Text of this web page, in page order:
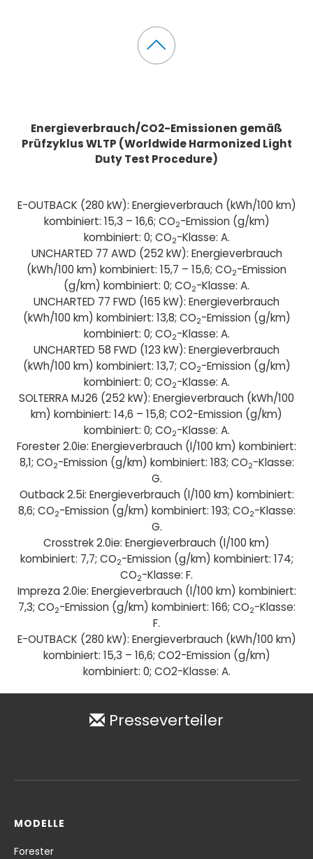
Energieverbrauch/CO2-Emissionen gemäß
Prüfzyklus WLTP (Worldwide Harmonized Light
Duty Test Procedure)
E-OUTBACK (280 kW): Energieverbrauch (kWh/100 km)
kombiniert: 15,3 – 16,6; CO2-Emission (g/km)
kombiniert: 0; CO2-Klasse: A.
UNCHARTED 77 AWD (252 kW): Energieverbrauch
(kWh/100 km) kombiniert: 15,7 – 15,6; CO2-Emission
(g/km) kombiniert: 0; CO2-Klasse: A.
UNCHARTED 77 FWD (165 kW): Energieverbrauch
(kWh/100 km) kombiniert: 13,8; CO2-Emission (g/km)
kombiniert: 0; CO2-Klasse: A.
UNCHARTED 58 FWD (123 kW): Energieverbrauch
(kWh/100 km) kombiniert: 13,7; CO2-Emission (g/km)
kombiniert: 0; CO2-Klasse: A.
SOLTERRA MJ26 (252 kW): Energieverbrauch (kWh/100
km) kombiniert: 14,6 – 15,8; CO2-Emission (g/km)
kombiniert: 0; CO2-Klasse: A.
Forester 2.0ie: Energieverbrauch (l/100 km) kombiniert:
8,1; CO2-Emission (g/km) kombiniert: 183; CO2-Klasse:
G.
Outback 2.5i: Energieverbrauch (l/100 km) kombiniert:
8,6; CO2-Emission (g/km) kombiniert: 193; CO2-Klasse:
G.
Crosstrek 2.0ie: Energieverbrauch (l/100 km)
kombiniert: 7,7; CO2-Emission (g/km) kombiniert: 174;
CO2-Klasse: F.
Impreza 2.0ie: Energieverbrauch (l/100 km) kombiniert:
7,3; CO2-Emission (g/km) kombiniert: 166; CO2-Klasse:
F.
E-OUTBACK (280 kW): Energieverbrauch (kWh/100 km)
kombiniert: 15,3 – 16,6; CO2-Emission (g/km)
kombiniert: 0; CO2-Klasse: A.
Presseverteiler
MODELLE
Forester